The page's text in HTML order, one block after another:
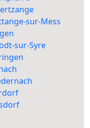
sur-Mess
sur-Syre